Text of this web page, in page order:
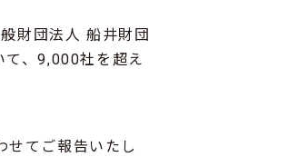
財団法人 船井財団
、9,000社を超え
てご報告いたし